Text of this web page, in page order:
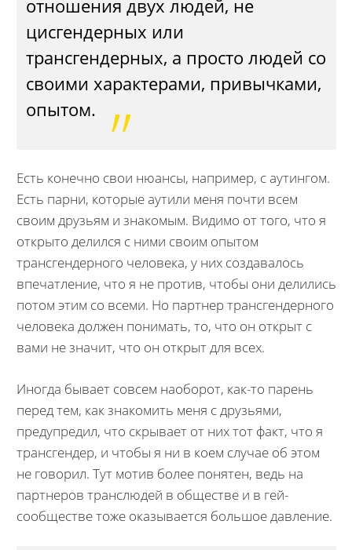
отношения двух людей, не
цисгендерных или
трансгендерных, а просто людей со
своими характерами, привычками,
опытом.
Есть конечно свои нюансы, например, с аутингом.
Есть парни, которые аутили меня почти всем
своим друзьям и знакомым. Видимо от того, что я
открыто делился с ними своим опытом
трансгендерного человека, у них создавалось
впечатление, что я не против, чтобы они делились
потом этим со всеми. Но партнер трансгендерного
человека должен понимать, то, что он открыт с
вами не значит, что он открыт для всех.
Иногда бывает совсем наоборот, как-то парень
перед тем, как знакомить меня с друзьями,
предупредил, что скрывает от них тот факт, что я
трансгендер, и чтобы я ни в коем случае об этом
не говорил. Тут мотив более понятен, ведь на
партнеров транслюдей в обществе и в гей-
сообществе тоже оказывается большое давление.